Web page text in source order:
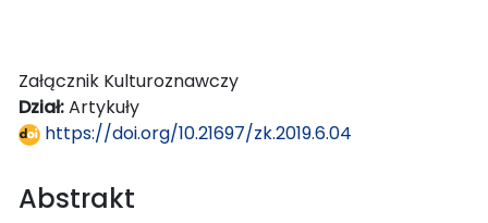
Załącznik Kulturoznawczy
Dział:Artykuły
https://doi.org/10.21697/zk.2019.6.04
Abstrakt